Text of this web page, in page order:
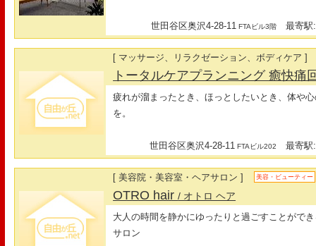
世田谷区奥沢4-28-11 FTAビル3階 最寄駅:
[ マッサージ、リラクゼーション、ボディケア ]
トータルケアプランニング 癒快痛
疲れが溜まったとき、ほっとしたいとき、体や
を。
世田谷区奥沢4-28-11 FTAビル202 最寄駅:
[ 美容院・美容室・ヘアサロン ] 美容・ビューティー
OTRO hair/ オトロ ヘア
大人の時間を静かにゆったりと過ごすことがで
サロン